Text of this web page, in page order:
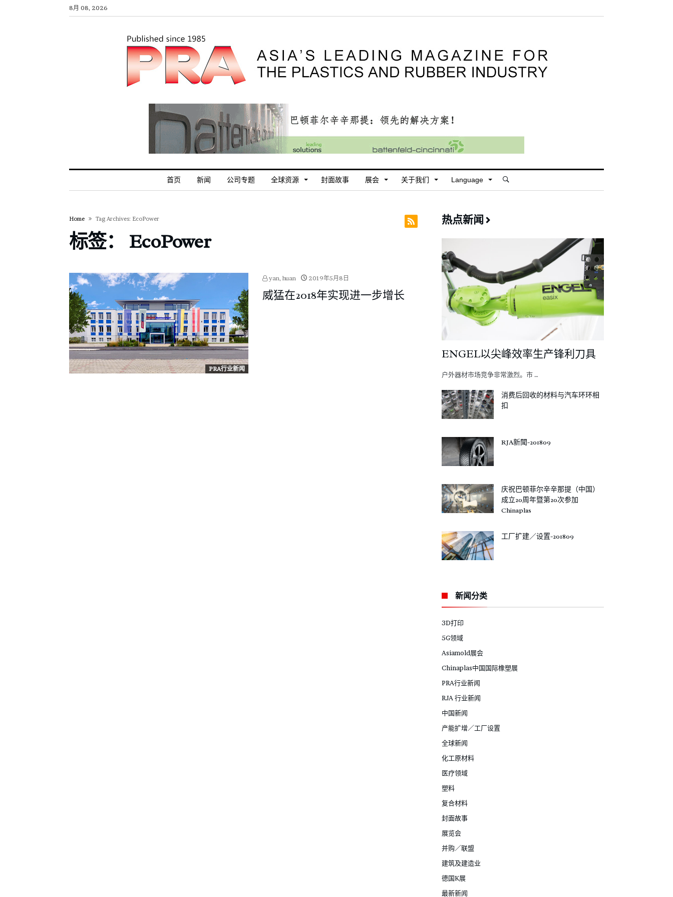
8月 08, 2026
首页 新闻 公司专题 全球资源 封面故事 展会 关于我们 Language
Home Tag Archives: EcoPower
标签： EcoPower
PRA行业新闻
yan, huan 2019年5月8日
威猛在2018年实现进一步增长
热点新闻
ENGEL以尖峰效率生产锋利刀具
户外器材市场竞争非常激烈。市 …
消费后回收的材料与汽车环环相
扣
RJA新聞-201809
庆祝巴顿菲尔辛辛那提（中国）
成立20周年暨第20次参加
Chinaplas
工厂扩建／设置-201809
新闻分类
3D打印
5G领域
Asiamold展会
Chinaplas中国国际橡塑展
PRA行业新闻
RJA 行业新闻
中国新闻
产能扩增／工厂设置
全球新闻
化工原材料
医疗领域
塑料
复合材料
封面故事
展览会
并购／联盟
建筑及建造业
德国K展
最新新闻